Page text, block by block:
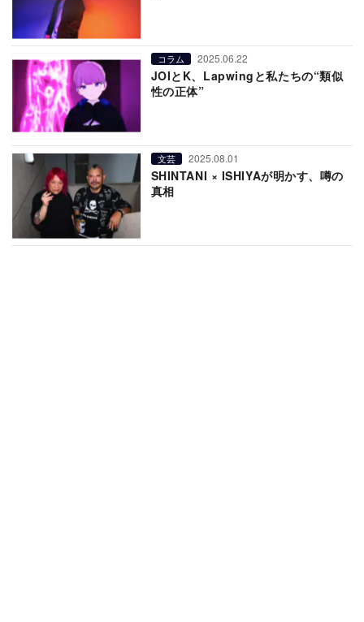
コラム 2025.06.22
JOIとK、Lapwingと私たちの“類似
性の正体”
文芸 2025.08.01
SHINTANI × ISHIYAが明かす、噂の
真相